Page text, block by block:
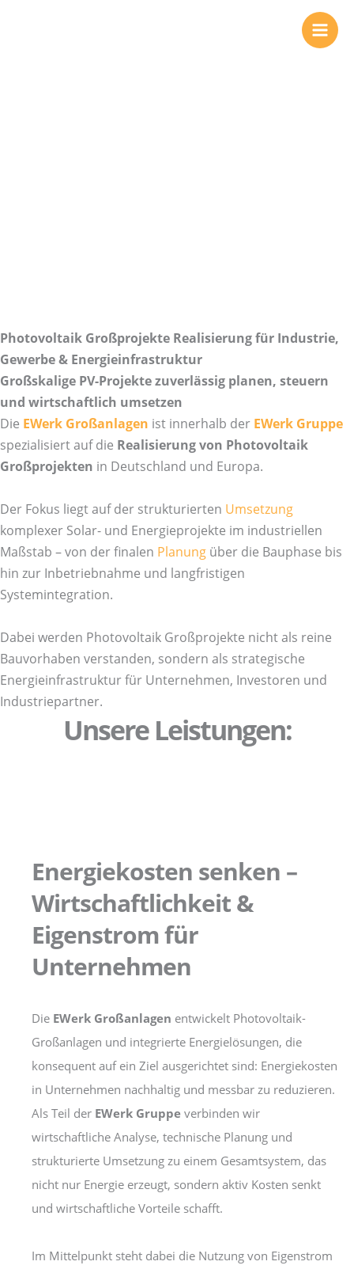
Photovoltaik Großprojekte Realisierung für Industrie,
Gewerbe & Energieinfrastruktur
Großskalige PV-Projekte zuverlässig planen, steuern
und wirtschaftlich umsetzen
Die EWerk Großanlagen ist innerhalb der EWerk Gruppe
spezialisiert auf die Realisierung von Photovoltaik
Großprojekten in Deutschland und Europa.
Der Fokus liegt auf der strukturierten Umsetzung
komplexer Solar- und Energieprojekte im industriellen
Maßstab – von der finalen Planung über die Bauphase bis
hin zur Inbetriebnahme und langfristigen
Systemintegration.
Dabei werden Photovoltaik Großprojekte nicht als reine
Bauvorhaben verstanden, sondern als strategische
Energieinfrastruktur für Unternehmen, Investoren und
Industriepartner.
Unsere Leistungen:
Energiekosten senken –
Wirtschaftlichkeit &
Eigenstrom für
Unternehmen
Die EWerk Großanlagen entwickelt Photovoltaik-
Großanlagen und integrierte Energielösungen, die
konsequent auf ein Ziel ausgerichtet sind: Energiekosten
in Unternehmen nachhaltig und messbar zu reduzieren.
Als Teil der EWerk Gruppe verbinden wir
wirtschaftliche Analyse, technische Planung und
strukturierte Umsetzung zu einem Gesamtsystem, das
nicht nur Energie erzeugt, sondern aktiv Kosten senkt
und wirtschaftliche Vorteile schafft.
Im Mittelpunkt steht dabei die Nutzung von Eigenstrom